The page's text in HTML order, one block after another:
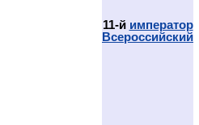
11-й император
Всероссийский